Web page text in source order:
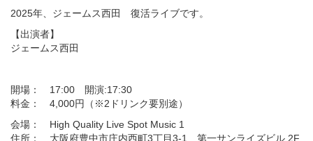
2025年、ジェームス西田 復活ライブです。
【出演者】
ジェームス西田
開場： 17:00 開演:17:30
料金： 4,000円（※2ドリンク要別途）
会場： High Quality Live Spot Music 1
住所： 大阪府豊中市庄内西町3丁目3-1 第一サンライズビル 2F